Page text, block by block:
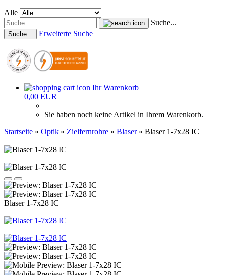
Alle
Suche...
Suche... Erweiterte Suche
Ihr Warenkorb
0,00 EUR
Sie haben noch keine Artikel in Ihrem Warenkorb.
Startseite » Optik » Zielfernrohre » Blaser » Blaser 1-7x28 IC
Blaser 1-7x28 IC